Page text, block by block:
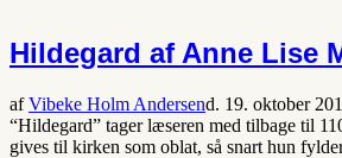
Hildegard af Anne Lise
afVibeke Holm Andersend. 19. oktober
“Hildegard” tager læseren med tilbage til
gives til kirken som oblat, så snart hun